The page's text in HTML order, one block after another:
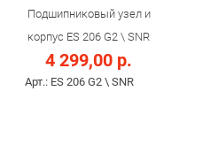
Подшипниковый узел и
корпус ES 206 G2 \ SNR
4 299,00 р.
Арт.: ES 206 G2 \ SNR